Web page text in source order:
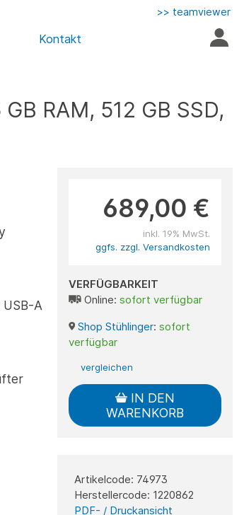
Kontakt
>> teamviewer
RAM, 512 GB SSD,
A
689,00 €
inkl. 19% MwSt.
ggfs. zzgl. Versandkosten
VERFÜGBARKEIT
Online:sofort verfügbar
Shop Stühlinger: sofort
verfügbar
vergleichen
IN DEN
WARENKORB
Artikelcode: 74973
Herstellercode: 1220862
PDF- / Druckansicht